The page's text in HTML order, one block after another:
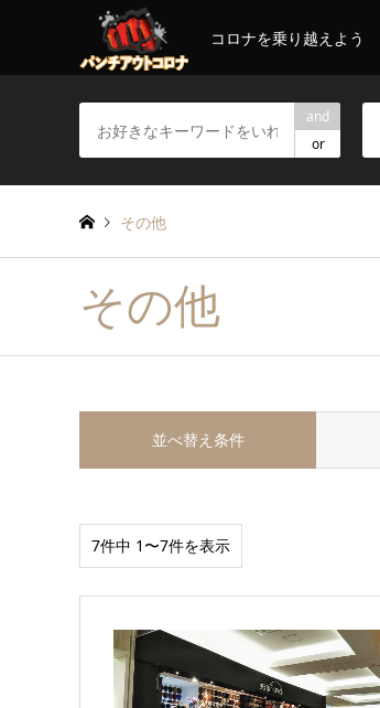
コロナを乗り越えよう
and
or
その他
その他
並べ替え条件
7件中 1〜7件を表示